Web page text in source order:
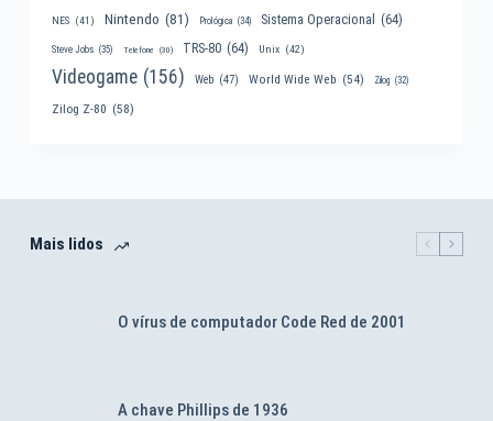
NES (41) Nintendo (81) Prológica (34) Sistema Operacional (64)
Steve Jobs (35) Telefone (30) TRS-80 (64) Unix (42)
Videogame (156) Web (47) World Wide Web (54) Zilog (32)
Zilog Z-80 (58)
Mais lidos
O vírus de computador Code Red de 2001
A chave Phillips de 1936